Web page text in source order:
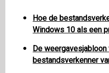
Hoe de
Windows 10 als een
De
bestandsverkenner